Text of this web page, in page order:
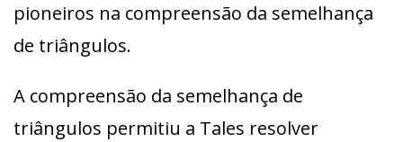
pioneiros na compreensão da semelhança
de triângulos.
A compreensão da semelhança de
triângulos permitiu a Tales resolver